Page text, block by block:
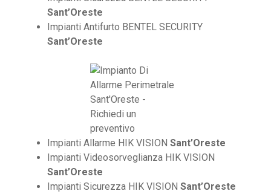
Sant’Oreste
Impianti Antifurto BENTEL SECURITY
Sant’Oreste
Impianti Allarme HIK VISION Sant’Oreste
Impianti Videosorveglianza HIK VISION
Sant’Oreste
Impianti Sicurezza HIK VISION Sant’Oreste